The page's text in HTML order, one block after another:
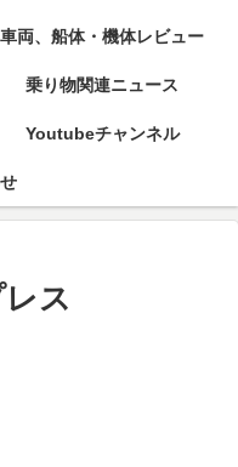
車両、船体・機体レビュー
乗り物関連ニュース
Youtubeチャンネル
ス